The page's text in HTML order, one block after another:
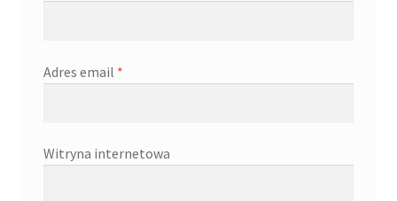
Adres email *
Witryna internetowa